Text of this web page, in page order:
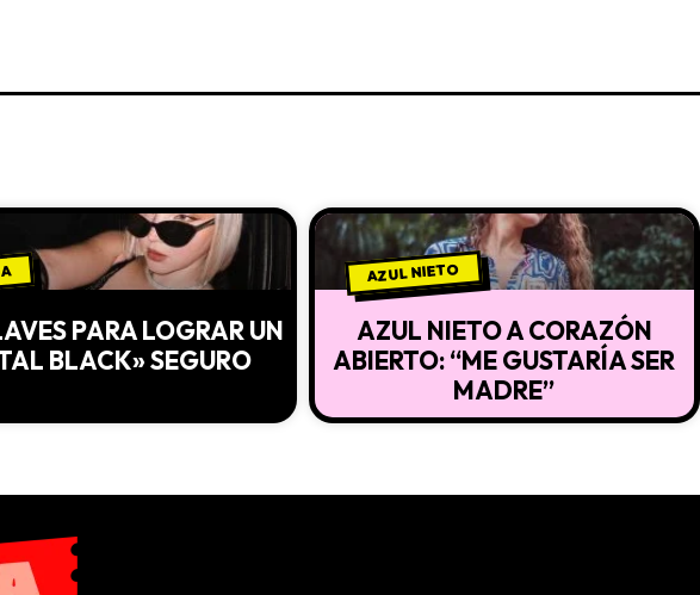
PARA LOGRAR UN
BLACK» SEGURO
AZUL NIETO
AZUL NIETO A CORAZÓN
ABIERTO: “ME GUSTARÍA SER
MADRE”